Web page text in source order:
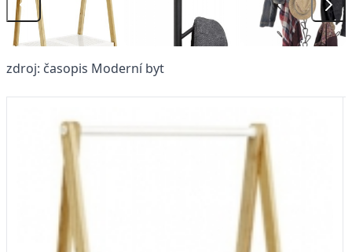
zdroj: časopis Moderní byt